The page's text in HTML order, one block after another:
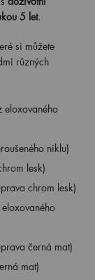
5 let.
si můžete
různých
eloxovaného
niklu)
lesk)
chrom lesk)
černá mat)
mat)